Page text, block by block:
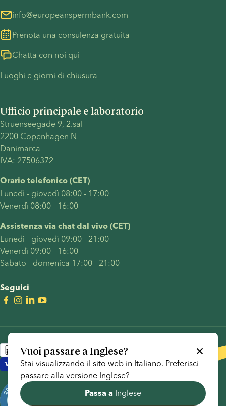
Vuoi passare aInglese?
Stai visualizzando il sito web in Italiano. Preferisci
passare alla versione Inglese?
Passa a Inglese
Ufficio principale e laboratorio
Struenseegade 9, 2.sal
2200 Copenhagen N
Danimarca
IVA: 27506372
Orario telefonico (CET)
Lunedì - giovedì 08:00 - 17:00
Venerdì 08:00 - 16:00
Assistenza via chat dal vivo (CET)
Lunedì - giovedì 09:00 - 21:00
Venerdì 09:00 - 16:00
Sabato - domenica 17:00 - 21:00
Seguici
info@europeanspermbank.com
Prenota una consulenza gratuita
Chatta con noi qui
Luoghi e giorni di chiusura